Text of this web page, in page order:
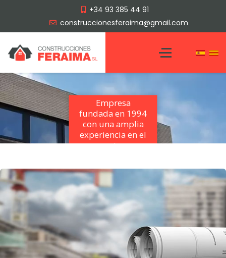
+34 93 385 44 91
construccionesferaima@gmail.com
Empresa
fundada en 1994
con una amplia
experiencia en el
sector